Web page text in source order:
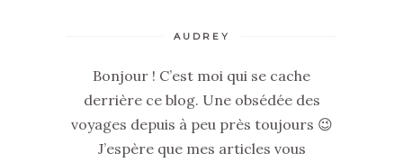
AUDREY
Bonjour ! C’est moi qui se cache
derrière ce blog. Une obsédée des
voyages depuis à peu près toujours 😉
J’espère que mes articles vous